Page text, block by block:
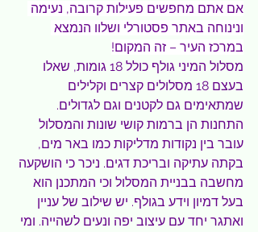
אם אתם מחפשים פעילות קרובה, נעימה
ונינוחה באתר פסטורלי ושלוו הנמצא
במרכז העיר – זה המקום!
מסלול המיני גולף כולל 18 גומות, שאלו
בעצם 18 מסלולים קצרים וקלילים
שמתאימים גם לקטנים וגם לגדולים.
התחנות הן ברמות קושי שונות והמסלול
עובר בין נקודות מדליקות כמו באר מים,
בקתה עתיקה ובריכת דגים. ניכר כי הושקעה
מחשבה בבניית המסלול וכי המתכנן הוא
בעל דמיון וידע בגולף. יש שילוב של עניין
ואתגר יחד עם עיצוב יפה ונעים לשהייה. ומי